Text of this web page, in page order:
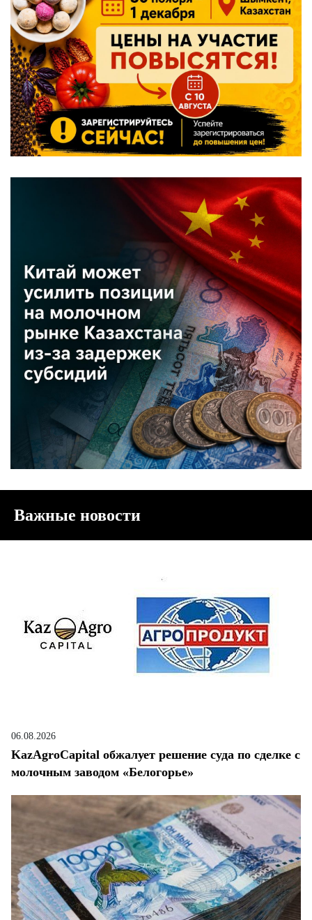
Важные новости
06.08.2026
KazAgroCapital обжалует решение суда по сделке с
молочным заводом «Белогорье»